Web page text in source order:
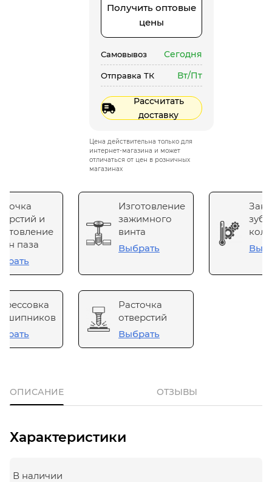
Получить оптовые
цены
Самовывоз Сегодня
Отправка ТК Вт/Пт
Рассчитать
доставку
Цена действительна только для
интернет-магазина и может
отличаться от цен в розничных
магазинах
и
паза
Изготовление
зажимного
винта
Выбрать
Расточка
отверстий
Выбрать
ОПИСАНИЕ ОТЗЫВЫ
Характеристики
В наличии